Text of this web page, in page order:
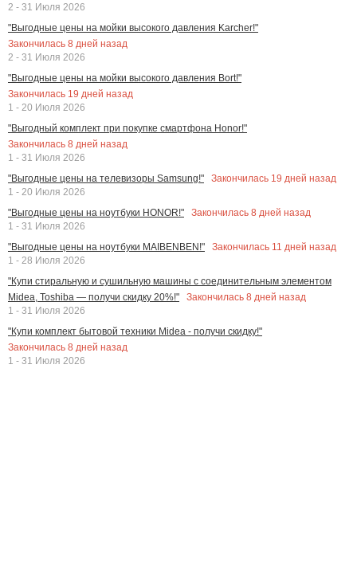
2 - 31 Июля 2026
"Выгодные цены на мойки высокого давления Karcher!"
Закончилась 8 дней назад
2 - 31 Июля 2026
"Выгодные цены на мойки высокого давления Bort!"
Закончилась 19 дней назад
1 - 20 Июля 2026
"Выгодный комплект при покупке смартфона Honor!"
Закончилась 8 дней назад
1 - 31 Июля 2026
"Выгодные цены на телевизоры Samsung!"
Закончилась 19 дней назад
1 - 20 Июля 2026
"Выгодные цены на ноутбуки HONOR!"
Закончилась 8 дней назад
1 - 31 Июля 2026
"Выгодные цены на ноутбуки MAIBENBEN!"
Закончилась 11 дней назад
1 - 28 Июля 2026
"Купи стиральную и сушильную машины с соединительным элементом
Midea, Toshiba — получи скидку 20%!"
Закончилась 8 дней назад
1 - 31 Июля 2026
"Купи комплект бытовой техники Midea - получи скидку!"
Закончилась 8 дней назад
1 - 31 Июля 2026